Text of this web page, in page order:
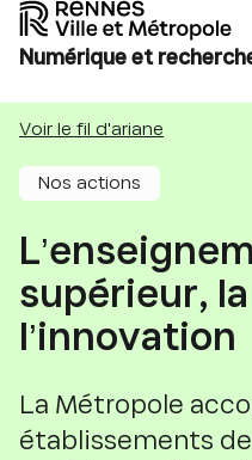
Numérique et
Voir le fil d'ariane
supérieur,
l’innovation
La Métropole
établissements
Nos actions